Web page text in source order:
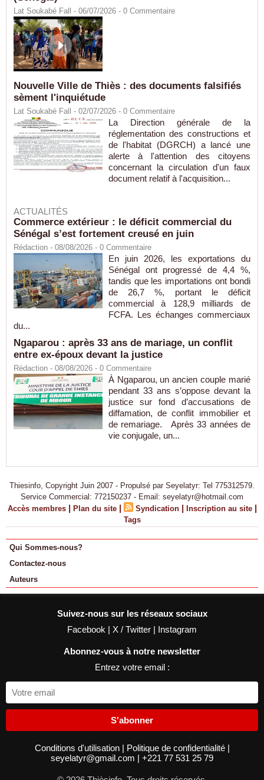
Lat Soukabé Fall - 06/07/2026 - 0 Commentaire
Nouvelle Ville de Thiès : des documents falsifiés
sèment l'inquiétude
Lat Soukabé Fall - 02/07/2026 - 0 Commentaire
La Direction générale de la
réglementation des constructions et
de l'habitat (DGRCH) a lancé une
alerte à l'attention des citoyens
concernant la circulation d'un faux
document relatif à l'acquisition...
ACTUALITÉS
Commerce extérieur : le déficit commercial du
Sénégal s’est fortement creusé en juin
Rédaction - 08/08/2026 - 0 Commentaire
En juin 2026, les exportations du
Sénégal ont progressé de 4,4 %,
tandis que les importations ont bondi
de 26,7 %, portant le déficit
commercial à 128,9 milliards de
FCFA. Les échanges commerciaux
du...
Ngaparou : après 33 ans de mariage, un conflit
entre ex-époux devant la justice
Rédaction - 08/08/2026 - 0 Commentaire
À Ngaparou, un ancien couple marié
pendant 33 ans s’oppose devant la
justice sur fond d’accusations de
diffamation, de conflit immobilier et
de remariage. Après 33 années de
vie conjugale, un...
Thiesinfo, Copyright Juin 2007 - Propulsé par Seyelatyr: Tel 775312579.
Service Commercial: 772150237 - Email: seyelatyr@hotmail.com
Accès membres | Plan du site | Syndication | Inscription au site |
Tags
Qui Sommes-nous?
Contactez-nous
Auteurs
Suivez-nous sur les réseaux sociaux
Facebook | X / Twitter | Instagram
Abonnez-vous à notre newsletter
Entrez votre email :
S'abonner
Conditions d'utilisation | Politique de confidentialité |
seyelatyr@gmail.com | +221 77 531 25 79